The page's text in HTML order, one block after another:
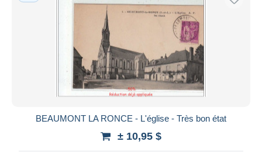
BEAUMONT LA RONCE - L'église - Très bon état
± 10,95 $